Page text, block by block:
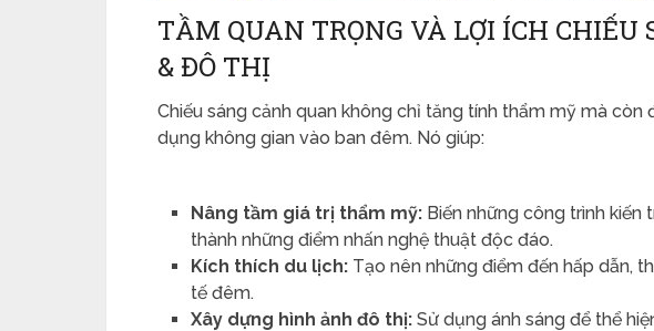
TẦM QUAN TRỌNG VÀ LỢI ÍCH CHIẾU
& ĐÔ THỊ
Chiếu sáng cảnh quan không chỉ tăng tính thẩm mỹ mà
dụng không gian vào ban đêm. Nó giúp:
Nâng tầm giá trị thẩm mỹ: Biến những công trình kiến
thành những điểm nhấn nghệ thuật độc đáo.
Kích thích du lịch: Tạo nên những điểm đến hấp dẫn,
tế đêm.
Xây dựng hình ảnh đô thị: Sử dụng ánh sáng để thể